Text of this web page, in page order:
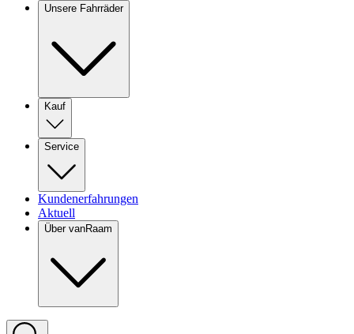
Unsere Fahrräder
Kauf
Service
Kundenerfahrungen
Aktuell
Über vanRaam